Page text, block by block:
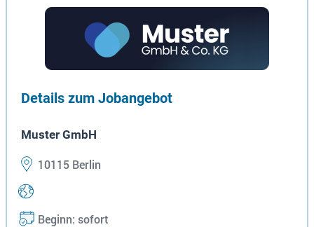
Details zum Jobangebot
Muster GmbH
10115 Berlin
Beginn: sofort